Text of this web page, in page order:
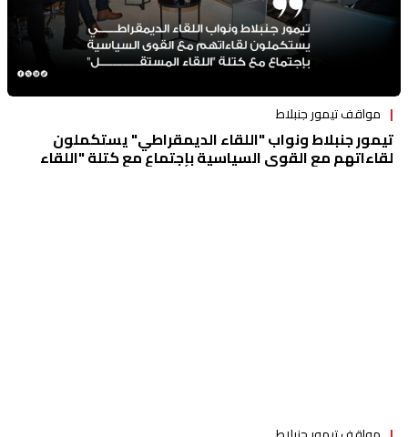
مواقف تيمور جنبلاط
تيمور جنبلاط ونواب "اللقاء الديمقراطي" يستكملون
لقاءاتهم مع القوى السياسية بإجتماع مع كتلة "اللقاء
المستقل"